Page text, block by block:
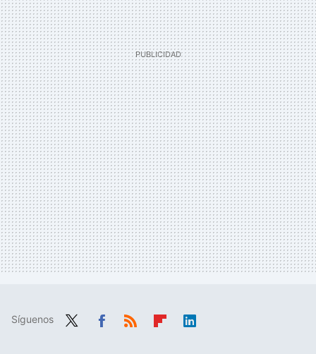
Síguenos